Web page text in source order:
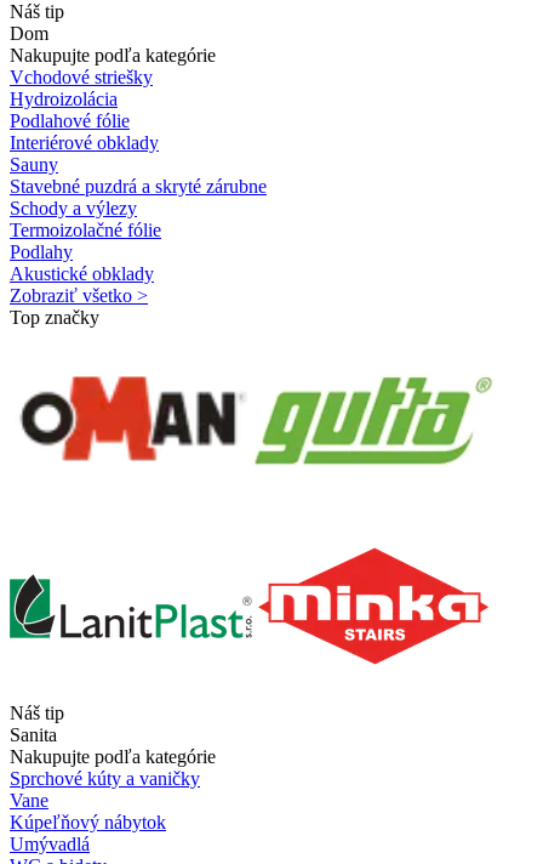
Náš tip
Dom
Nakupujte podľa kategórie
Vchodové striešky
Hydroizolácia
Podlahové fólie
Interiérové obklady
Sauny
Stavebné puzdrá a skryté zárubne
Schody a výlezy
Termoizolačné fólie
Podlahy
Akustické obklady
Zobraziť všetko >
Top značky
Náš tip
Sanita
Nakupujte podľa kategórie
Sprchové kúty a vaničky
Vane
Kúpeľňový nábytok
Umývadlá